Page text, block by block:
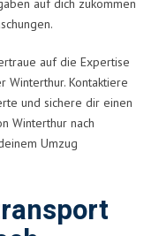
auf dich zukommen
auf die Expertise
Winterthur. Kontaktiere
und sichere dir einen
Winterthur nach
Umzug